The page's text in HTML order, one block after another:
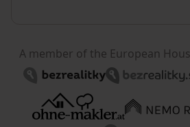
A member of the European